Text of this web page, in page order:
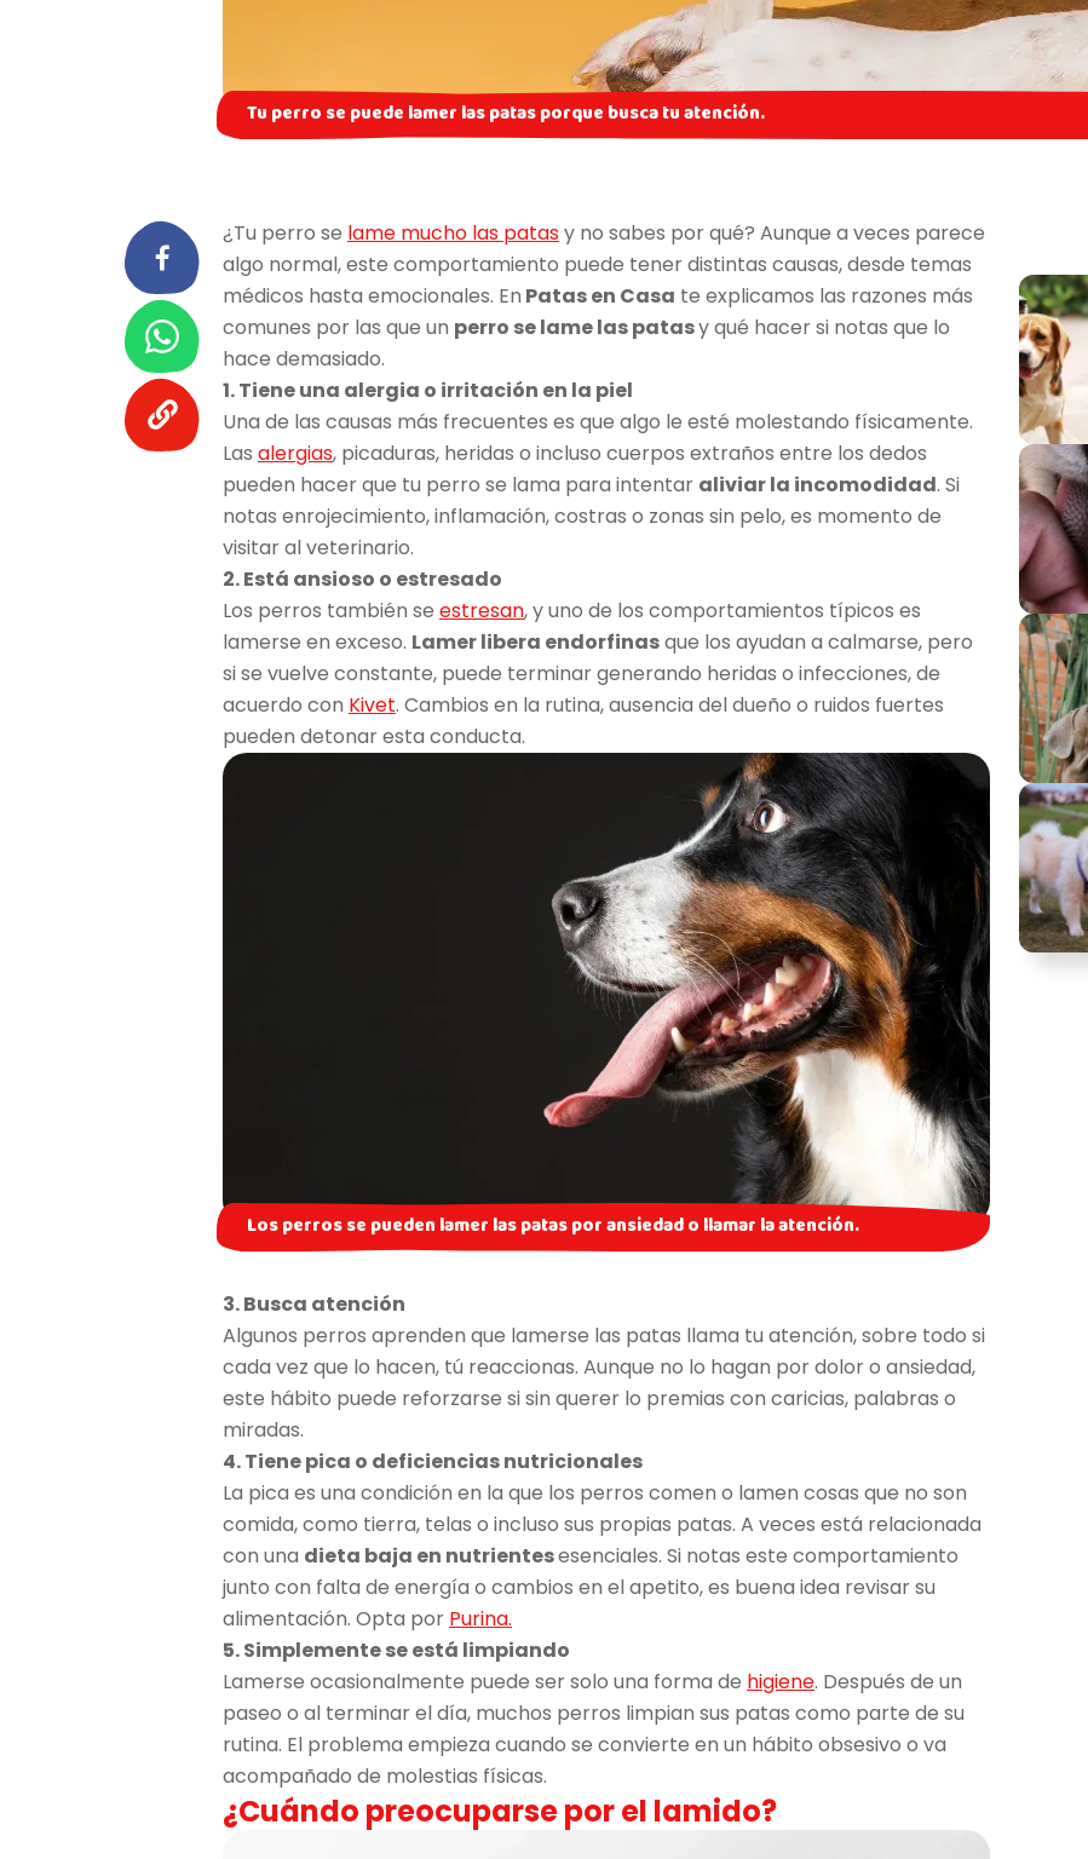
Tu perro se puede lamer las patas porque busca tu atención.
¿Tu perro se lame mucho las patasy no sabes por qué? Aunque a veces parece
algo normal, este comportamiento puede tener distintas causas, desde temas
médicos hasta emocionales. En Patas en Casa te explicamos las razones más
comunes por las que un perro se lame las patasy qué hacer si notas que lo
hace demasiado.
1. Tiene una alergia o irritación en la piel
Una de las causas más frecuentes es que algo le esté molestando físicamente.
Las alergias, picaduras, heridas o incluso cuerpos extraños entre los dedos
pueden hacer que tu perro se lama para intentar aliviar la incomodidad. Si
notas enrojecimiento, inflamación, costras o zonas sin pelo, es momento de
visitar al veterinario.
2. Está ansioso o estresado
Los perros también se estresan, y uno de los comportamientos típicos es
lamerse en exceso. Lamer libera endorfinasque los ayudan a calmarse, pero
si se vuelve constante, puede terminar generando heridas o infecciones, de
acuerdo con Kivet. Cambios en la rutina, ausencia del dueño o ruidos fuertes
pueden detonar esta conducta.
Los perros se pueden lamer las patas por ansiedad o llamar la atención.
3. Busca atención
Algunos perros aprenden que lamerse las patas llama tu atención, sobre todo si
cada vez que lo hacen, tú reaccionas. Aunque no lo hagan por dolor o ansiedad,
este hábito puede reforzarse si sin querer lo premias con caricias, palabras o
miradas.
4. Tiene pica o deficiencias nutricionales
La pica es una condición en la que los perros comen o lamen cosas que no son
comida, como tierra, telas o incluso sus propias patas. A veces está relacionada
con una dieta baja en nutrientesesenciales. Si notas este comportamiento
junto con falta de energía o cambios en el apetito, es buena idea revisar su
alimentación. Opta por Purina.
5. Simplemente se está limpiando
Lamerse ocasionalmente puede ser solo una forma de higiene. Después de un
paseo o al terminar el día, muchos perros limpian sus patas como parte de su
rutina. El problema empieza cuando se convierte en un hábito obsesivo o va
acompañado de molestias físicas.
¿Cuándo preocuparse por el lamido?